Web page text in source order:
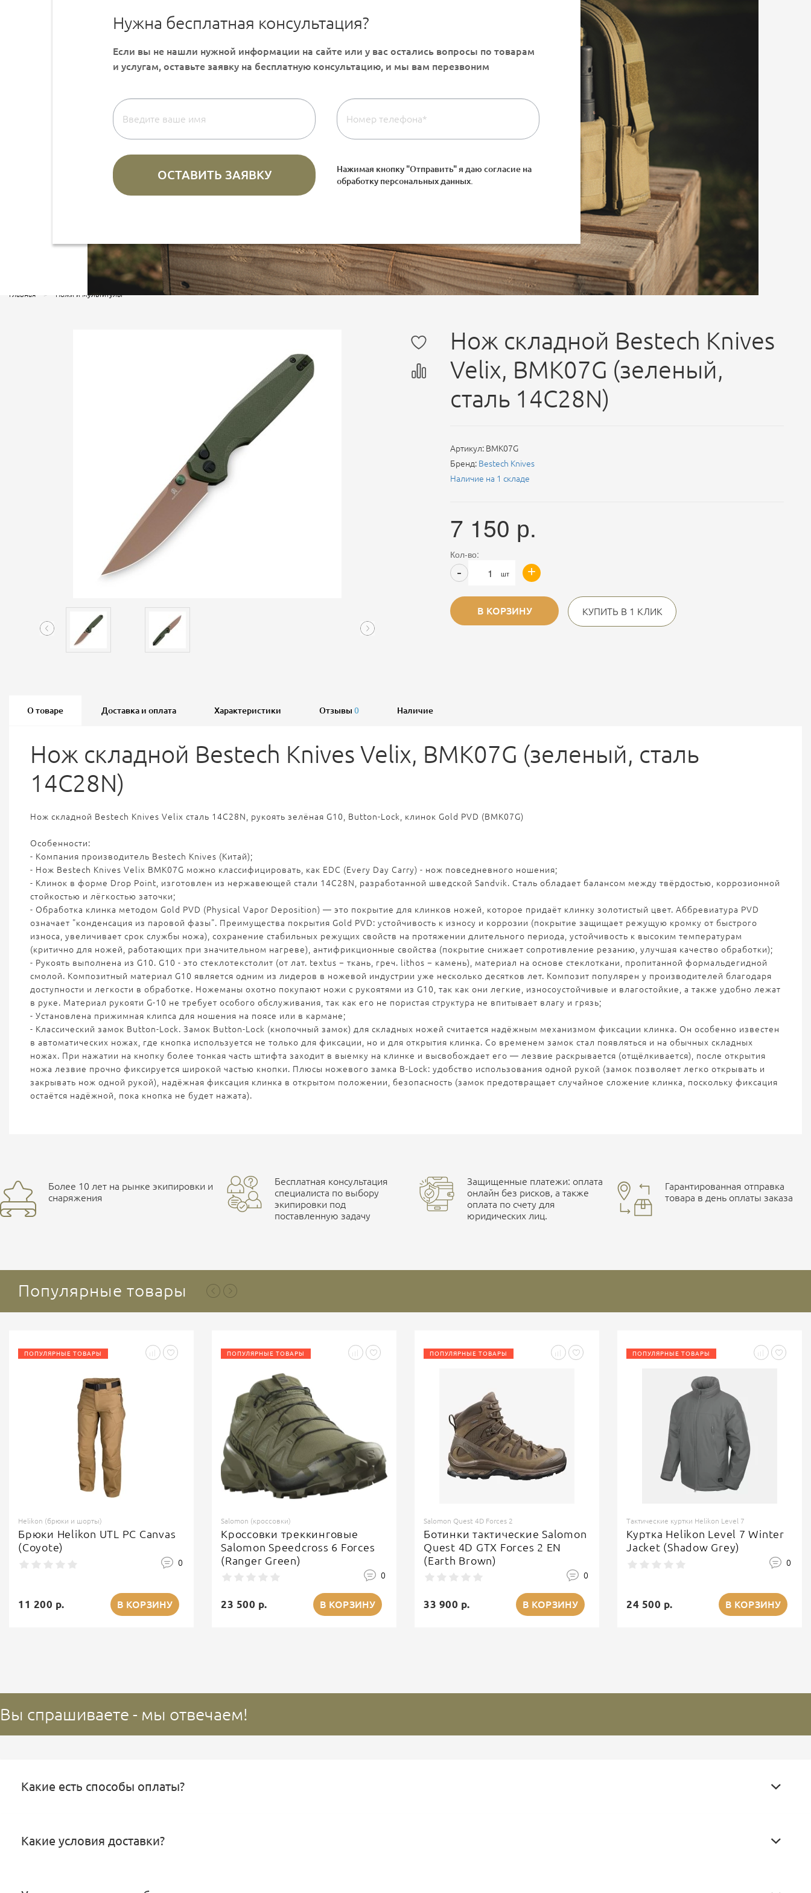
Нужна бесплатная консультация?
Нажимая кнопку "Отправить" я даю согласие на
обработку персональных данных
Главная Ножи и мультитулы
Нож складной Bestech Knives
Velix, BMK07G (зеленый,
сталь 14C28N)
Артикул: BMK07G
Бренд: Bestech Knives
Наличие на 1 складе
7 150 р.
Кол-во:
шт +
-
В КОРЗИНУ КУПИТЬ В 1 КЛИК
О товаре Доставка и оплата Характеристики Отзывы 0 Наличие
Нож складной Bestech Knives Velix, BMK07G (зеленый, сталь
14C28N)
Нож складной Bestech Knives Velix сталь 14C28N, рукоять зелёная G10, Button-Lock, клинок Gold PVD (BMK07G)
Особенности:
- Компания производитель Bestech Knives (Китай);
- Нож Bestech Knives Velix BMK07G можно классифицировать, как EDC (Every Day Carry) - нож повседневного ношения;
- Клинок в форме Drop Point, изготовлен из нержавеющей стали 14C28N, разработанной шведской Sandvik. Сталь обладает балансом между твёрдостью, коррозионной
стойкостью и лёгкостью заточки;
- Обработка клинка методом Gold PVD (Physical Vapor Deposition) — это покрытие для клинков ножей, которое придаёт клинку золотистый цвет. Аббревиатура PVD
означает "конденсация из паровой фазы". Преимущества покрытия Gold PVD: устойчивость к износу и коррозии (покрытие защищает режущую кромку от быстрого
износа, увеличивает срок службы ножа), сохранение стабильных режущих свойств на протяжении длительного периода, устойчивость к высоким температурам
(критично для ножей, работающих при значительном нагреве), антифрикционные свойства (покрытие снижает сопротивление резанию, улучшая качество обработки);
- Рукоять выполнена из G10. G10 - это стеклотекстолит (от лат. textus − ткань, греч. lithos − камень), материал на основе стеклоткани, пропитанной формальдегидной
смолой. Композитный материал G10 является одним из лидеров в ножевой индустрии уже несколько десятков лет. Композит популярен у производителей благодаря
доступности и легкости в обработке. Ножеманы охотно покупают ножи с рукоятями из G10, так как они легкие, износоустойчивые и влагостойкие, а также удобно лежат
в руке. Материал рукояти G-10 не требует особого обслуживания, так как его не пористая структура не впитывает влагу и грязь;
- Установлена прижимная клипса для ношения на поясе или в кармане;
- Классический замок Button-Lock. Замок Button-Lock (кнопочный замок) для складных ножей считается надёжным механизмом фиксации клинка. Он особенно известен
в автоматических ножах, где кнопка используется не только для фиксации, но и для открытия клинка. Со временем замок стал появляться и на обычных складных
ножах. При нажатии на кнопку более тонкая часть штифта заходит в выемку на клинке и высвобождает его — лезвие раскрывается (отщёлкивается), после открытия
ножа лезвие прочно фиксируется широкой частью кнопки. Плюсы ножевого замка B-Lock: удобство использования одной рукой (замок позволяет легко открывать и
закрывать нож одной рукой), надёжная фиксация клинка в открытом положении, безопасность (замок предотвращает случайное сложение клинка, поскольку фиксация
остаётся надёжной, пока кнопка не будет нажата).
Более 10 лет на рынке экипировки и
снаряжения
Бесплатная консультация
специалиста по выбору
экипировки под
поставленную задачу
Защищенные платежи: оплата
онлайн без рисков, а также
оплата по счету для
юридических лиц.
Гарантированная отправка
товара в день оплаты заказа
Популярные товары
ПОПУЛЯРНЫЕ ТОВАРЫ
Helikon (брюки и шорты)
Брюки Helikon UTL PC Canvas
(Coyote)
0
11 200 р. В КОРЗИНУ
ПОПУЛЯРНЫЕ ТОВАРЫ
Salomon (кроссовки)
Кроссовки треккинговые
Salomon Speedcross 6 Forces
(Ranger Green)
0
23 500 р. В КОРЗИНУ
ПОПУЛЯРНЫЕ ТОВАРЫ
Salomon Quest 4D Forces 2
Ботинки тактические Salomon
Quest 4D GTX Forces 2 EN
(Earth Brown)
0
33 900 р. В КОРЗИНУ
ПОПУЛЯРНЫЕ ТОВАРЫ
Тактические куртки Helikon Level 7
Куртка Helikon Level 7 Winter
Jacket (Shadow Grey)
0
24 500 р. В КОРЗИНУ
Вы спрашиваете - мы отвечаем!
Какие есть способы оплаты?
Какие условия доставки?